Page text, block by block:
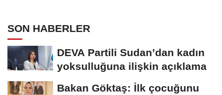
SON HABERLER
DEVA Partili Sudan’dan kadın
yoksulluğuna ilişkin açıklama
Bakan Göktaş: İlk çocuğunu